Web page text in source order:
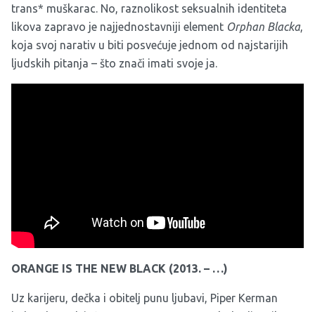
trans* muškarac. No, raznolikost seksualnih identiteta
likova zapravo je najjednostavniji element Orphan Blacka,
koja svoj narativ u biti posvećuje jednom od najstarijih
ljudskih pitanja – što znači imati svoje ja.
ORANGE IS THE NEW BLACK (2013. – …)
Uz karijeru, dečka i obitelj punu ljubavi, Piper Kerman